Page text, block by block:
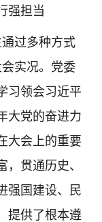
强担当
过多种方式
实况。党委
习领会习近平
大党的奋进力
大会上的重要
贯通历史、
强国建设、民
提供了根本遵